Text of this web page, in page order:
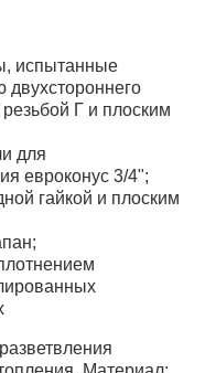
испытанные
Г и плоским
для
евроконус 3/4";
гайкой и плоским